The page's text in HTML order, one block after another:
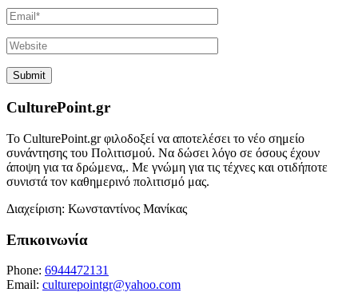
CulturePoint.gr
Το CulturePoint.gr φιλοδοξεί να αποτελέσει το νέο σημείο
συνάντησης του Πολιτισμού. Να δώσει λόγο σε όσους έχουν
άποψη για τα δρώμενα,. Με γνώμη για τις τέχνες και οτιδήποτε
συνιστά τον καθημερινό πολιτισμό μας.
Διαχείριση: Κωνσταντίνος Μανίκας
Επικοινωνία
Phone: 6944472131
Email: culturepointgr@yahoo.com